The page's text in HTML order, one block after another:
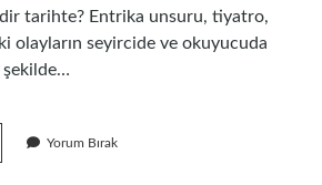
tarihte? Entrika unsuru, tiyatro,
olayların seyircide ve okuyucuda
şekilde…
Yorum Bırak